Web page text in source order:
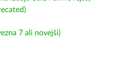
7 ali novejši)